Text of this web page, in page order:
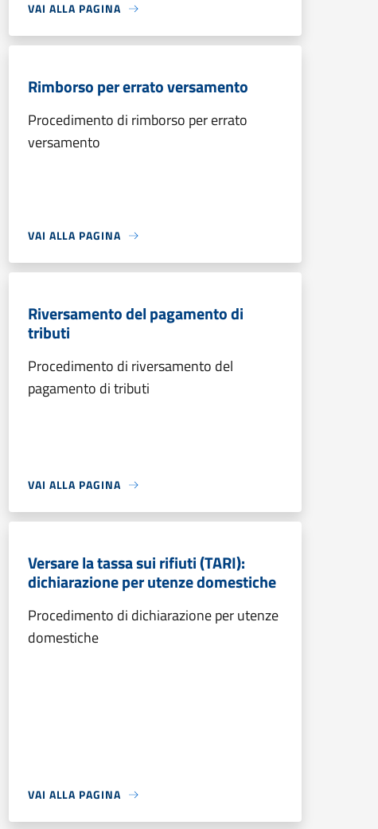
VAI ALLA PAGINA
Rimborso per errato versamento
Procedimento di rimborso per errato
versamento
VAI ALLA PAGINA
Riversamento del pagamento di
tributi
Procedimento di riversamento del
pagamento di tributi
VAI ALLA PAGINA
Versare la tassa sui rifiuti (TARI):
dichiarazione per utenze domestiche
Procedimento di dichiarazione per utenze
domestiche
VAI ALLA PAGINA